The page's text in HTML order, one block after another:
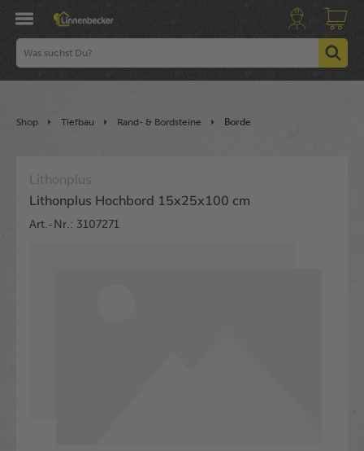
Shop Tiefbau Rand- & Bordsteine Borde
Lithonplus
Lithonplus Hochbord 15x25x100 cm
Art.-Nr.: 3107271